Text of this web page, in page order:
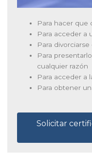
Para hacer que
Para acceder a
Para divorciarse
Para
cualquier razón
Para acceder a
Para obtener
Solicitar